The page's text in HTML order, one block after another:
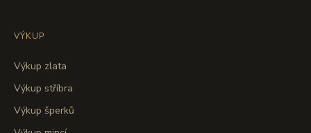
VÝKUP
Výkup zlata
Výkup stříbra
Výkup šperků